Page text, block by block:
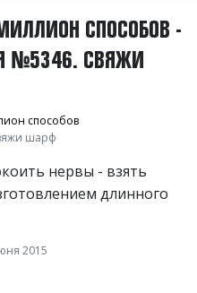
СПОСОБОВ -
№5346. СВЯЖИ
способов
шарф
нервы - взять
длинного
2015